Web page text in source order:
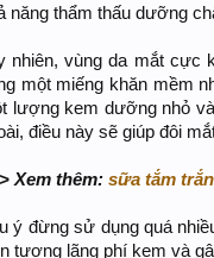
năng thẩm thấu dưỡng
nhiên, vùng da mắt cực
một miếng khăn mềm
lượng kem dưỡng nhỏ
điều này sẽ giúp đôi
Xem thêm: sữa tắm
ý đừng sử dụng quá
tượng lãng phí kem và